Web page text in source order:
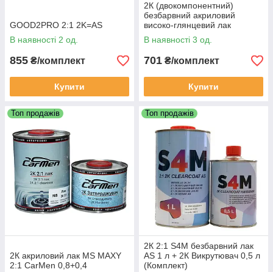
GOOD2PRO 2:1 2K=AS
В наявності 2 од.
855 ₴/комплект
Купити
2К (двокомпонентний)
безбарвний акриловий
високо-глянцевий лак
CarMen.
В наявності 3 од.
701 ₴/комплект
Купити
Топ продажів
2К акриловий лак MS MAXY
2:1 СarMen 0,8+0,4
Топ продажів
2К 2:1 S4M безбарвний лак
AS 1 л + 2К Викрутювач 0,5 л
(Комплект)